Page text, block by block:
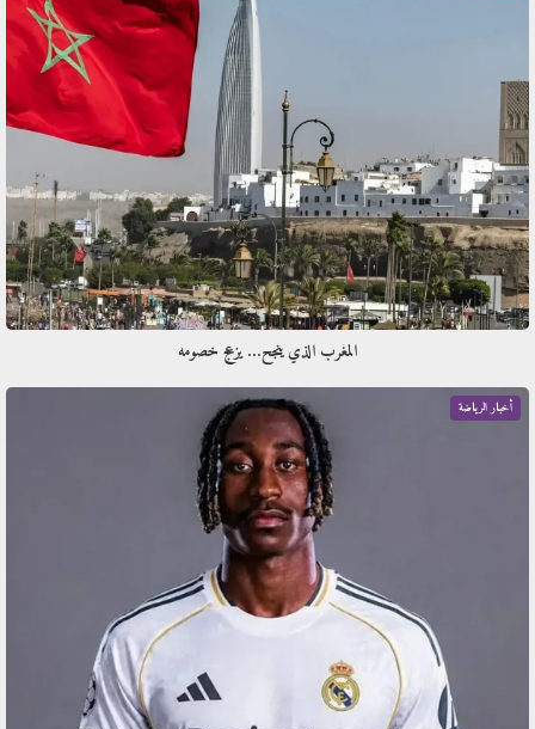
المغرب الذي ينجح… يزعج خصومه
أخبار الرياضة